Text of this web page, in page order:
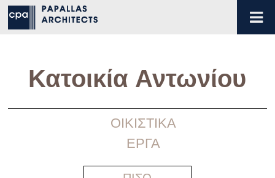
Κατοικία Αντωνίου
ΟΙΚΙΣΤΙΚΑ
ΕΡΓΑ